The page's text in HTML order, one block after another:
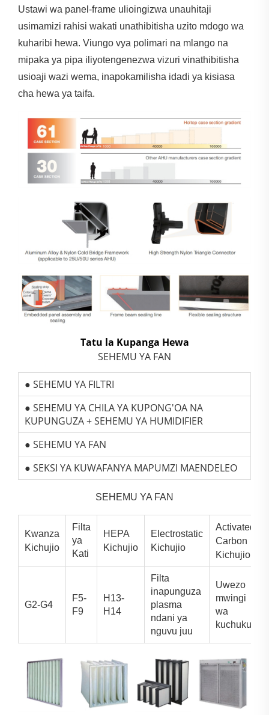
Ustawi wa panel-frame ulioingizwa unauhitaji
usimamizi rahisi wakati unathibitisha uzito mdogo wa
kuharibi hewa. Viungo vya polimari na mlango na
mipaka ya pipa iliyotengenezwa vizuri vinathibitisha
usioaji wazi wema, inapokamilisha idadi ya kisiasa
cha hewa ya taifa.
Tatu la Kupanga Hewa
SEHEMU YA FAN
● SEHEMU YA FILTRI
● SEHEMU YA CHILA YA KUPONG'OA NA
KUPUNGUZA + SEHEMU YA HUMIDIFIER
● SEHEMU YA FAN
● SEKSI YA KUWAFANYA MAPUMZI MAENDELEO
SEHEMU YA FAN
Kwanza
Kichujio
Filta
ya
Kati
HEPA
Kichujio
Electrostatic
Kichujio
Activated
Carbon
Kichujio
G2-G4
F5-
F9
H13-
H14
Filta
inapunguza
plasma
ndani ya
nguvu juu
Uwezo
mwingi
wa
kuchukua